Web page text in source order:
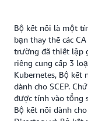
Bộ kết nối là một
bạn thay thế các
trường đã thiết lập
riêng cung cấp 3
Kubernetes, Bộ kết
dành cho SCEP.
được tính vào tổng
Bộ kết nối dành